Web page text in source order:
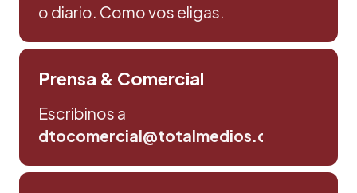
o diario. Como vos eligas.
Prensa & Comercial
Escribinos a
dtocomercial@totalmedios.com